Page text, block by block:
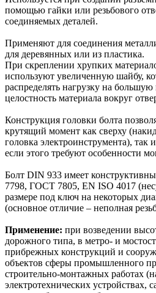
помощью гайки или резьбового
соединяемых деталей.
Применяют для соединения
для деревянных или из пластика.
При скреплении хрупких
используют увеличенную шайбу,
распределять нагрузку на
целостность материала вокруг
Конструкция головки болта
крутящий момент как сверху
головка электроинструмента), так
если этого требуют особенности
Болт DIN 933 имеет
7798, ГОСТ 7805, EN ISO 4017
размере под ключ на некоторых
(основное отличие – неполная
Применение: при возведении
дорожного типа, в метро- и
прибрежных конструкций и
объектов сферы промышленного
строительно-монтажных работах
электротехнических устройствах,